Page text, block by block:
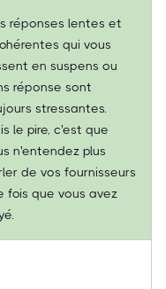
réponses lentes et
qui vous
en suspens ou
réponse sont
stressantes.
le pire, c'est que
n'entendez plus
de vos fournisseurs
fois que vous avez